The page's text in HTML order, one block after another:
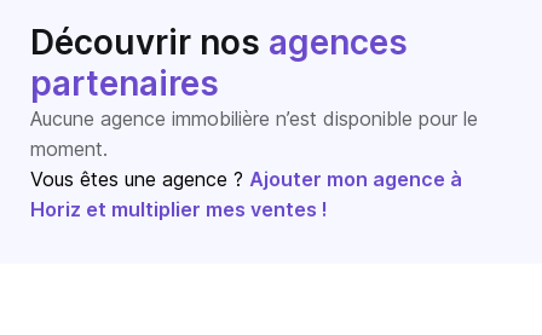
Découvrir nos agences
partenaires
Aucune agence immobilière n’est disponible pour le
moment.
Vous êtes une agence ? Ajouter mon agence à
Horiz et multiplier mes ventes !